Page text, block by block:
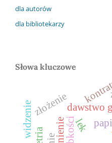
dla autorów
dla bibliotekarzy
Słowa kluczowe
dawstwo
złożenie
lek
widzenie